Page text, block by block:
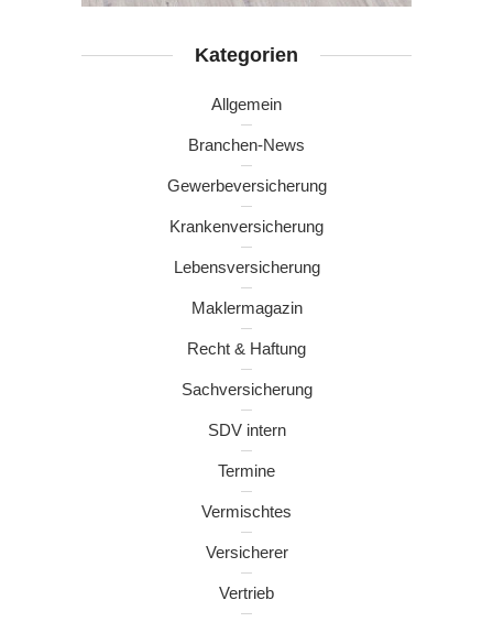
Kategorien
Allgemein
Branchen-News
Gewerbeversicherung
Krankenversicherung
Lebensversicherung
Maklermagazin
Recht & Haftung
Sachversicherung
SDV intern
Termine
Vermischtes
Versicherer
Vertrieb